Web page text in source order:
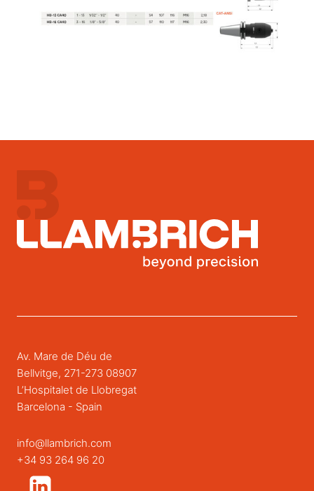
Av. Mare de Déu de
Bellvitge, 271-273 08907
L’Hospitalet de Llobregat
Barcelona - Spain
info@llambrich.com
+34 93 264 96 20